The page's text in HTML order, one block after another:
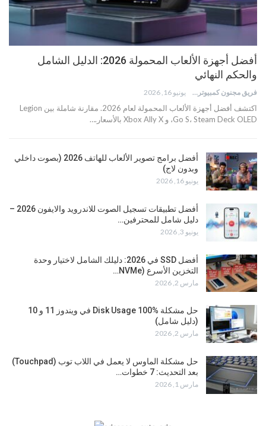
أفضل أجهزة الألعاب المحمولة 2026: الدليل الشامل
والحكم النهائي
فريق مجنون كمبيوتر يونيو 16, 2026
اكتشف أفضل أجهزة الألعاب المحمولة لعام 2026. مقارنة شاملة بين Legion
Go S، Steam Deck OLED، و Xbox Ally X بالأسعار.…
أفضل برامج تصوير الألعاب للهاتف 2026 (بصوت داخلي
وبدون لاج)
يونيو 16, 2026
أفضل تطبيقات تسجيل الصوت للاندرويد والايفون 2026 –
دليل شامل للمحترفين…
يونيو 3, 2026
أفضل SSD في 2026: دليلك الشامل لاختيار وحدة
التخزين الأسرع (NVMe…
مارس 2, 2026
حل مشكلة Disk Usage 100% في ويندوز 11 و 10
(دليل شامل)
مارس 2, 2026
حل مشكلة الماوس لا يعمل في اللاب توب (Touchpad)
بعد التحديث: 7 خطوات…
مارس 1, 2026